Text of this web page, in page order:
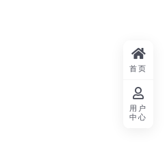
首页
用户
中心